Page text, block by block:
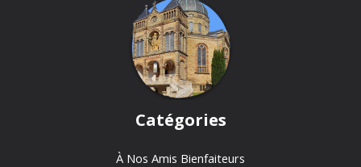
Catégories
À Nos Amis Bienfaiteurs